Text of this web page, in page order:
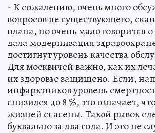
- К сожалению, очень много
вопросов не существующего,
плана, но очень мало говорится
дала модернизация
достигнут уровень качества
Для москвичей важно, как их
их здоровье защищено. Если,
инфарктников уровень
снизился до 8 %, это означает,
жизней спасены. Такой рывок
буквально за два года. И это не